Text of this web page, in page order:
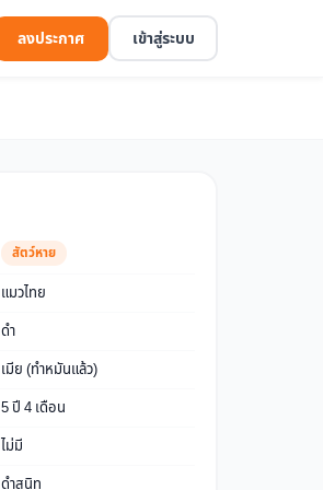
ลงประกาศ เข้าสู่ระบบ
สัตว์หาย
แมวไทย
ดำ
เมีย (ทำหมันแล้ว)
5 ปี 4 เดือน
ไม่มี
ดำสนิท